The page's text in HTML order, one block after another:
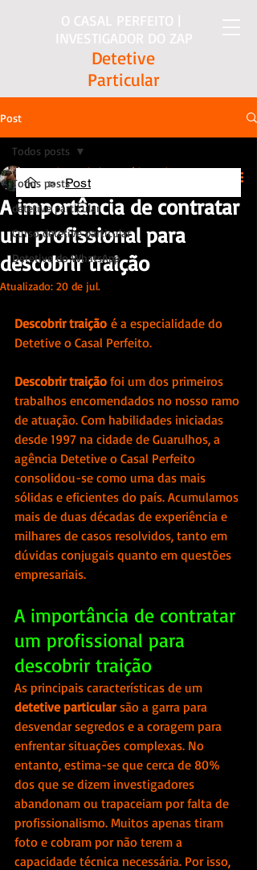
O CASAL PERFEITO |
INVESTIGADOR DO ZAP
Detetive
Particular
Post
Todos posts
detetive particular
Curso detetive particular
Detetive do WhatsApp
Todos posts
A importância de contratar
um profissional para
descobrir traição
Detetive particular Maurício Bartbosa
19 de jul. de 2019
Atualizado: 20 de jul.
Descobrir traição é a especialidade do
Detetive o Casal Perfeito.
Descobrir traição foi um dos primeiros
trabalhos encomendados no nosso ramo
de atuação. Com habilidades iniciadas
desde 1997 na cidade de Guarulhos, a
agência Detetive o Casal Perfeito
consolidou-se como uma das mais
sólidas e eficientes do país. Acumulamos
mais de duas décadas de experiência e
milhares de casos resolvidos, tanto em
dúvidas conjugais quanto em questões
empresariais.
A importância de contratar
um profissional para
descobrir traição
As principais características de um
detetive particular são a garra para
desvendar segredos e a coragem para
enfrentar situações complexas. No
entanto, estima-se que cerca de 80%
dos que se dizem investigadores
abandonam ou trapaceiam por falta de
profissionalismo. Muitos apenas tiram
foto e cobram por não terem a
capacidade técnica necessária. Por isso,
> Post